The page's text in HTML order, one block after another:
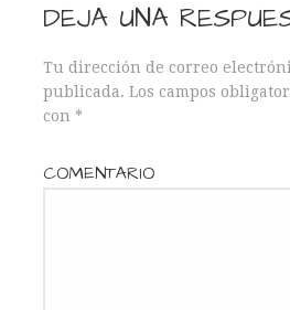
DEJA UNA
Tu dirección de correo
publicada. Los campos
con *
COMENTARIO